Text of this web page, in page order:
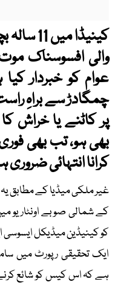
کینیڈا
والی افسوسناک
عوام کو خبردار
چمگادڑ سے براہِ
پر کاٹنے یا خراش
بھی ہو، تب بھی
کرانا انتہائی ضروری
کے شمالی صوبے اونٹاریو
ایک تحقیقی رپورٹ میں
ہے کہ اس کیس کو شائع کرنے